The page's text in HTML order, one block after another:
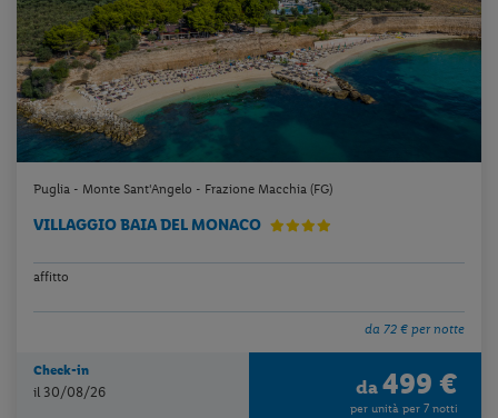
Puglia - Monte Sant'Angelo - Frazione Macchia (FG)
VILLAGGIO BAIA DEL MONACO
affitto
da 72 € per notte
Check-in
il 30/08/26 da 499 €
per unità per 7 notti